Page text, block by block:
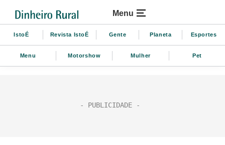
Menu
IstoÉ Revista IstoÉ Gente Planeta Esportes
Menu Motorshow Mulher Pet